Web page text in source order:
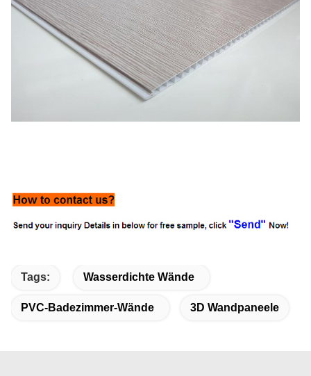
Tags: Wasserdichte Wände
PVC-Badezimmer-Wände 3D Wandpaneele